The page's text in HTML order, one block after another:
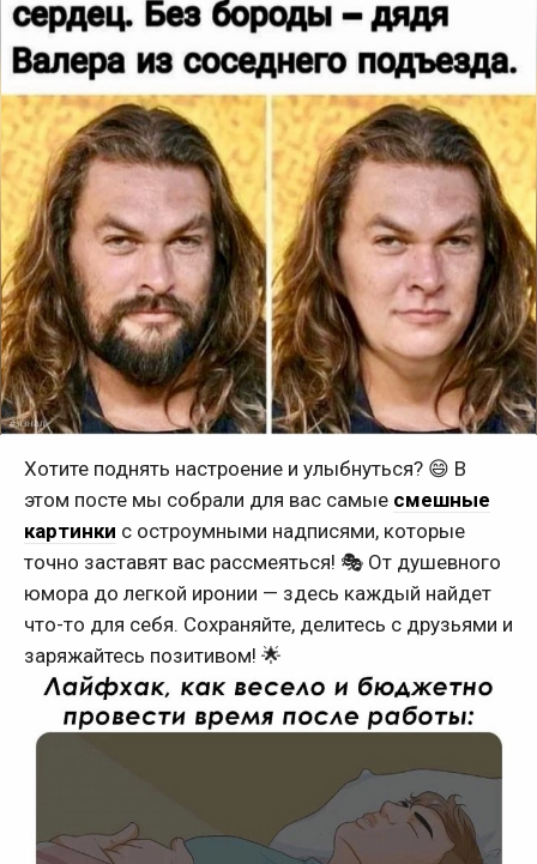
Хотите поднять настроение и улыбнуться? 😄 В
этом посте мы собрали для вас самые смешные
картинки с остроумными надписями, которые
точно заставят вас рассмеяться! 🎭 От душевного
юмора до легкой иронии — здесь каждый найдет
что-то для себя. Сохраняйте, делитесь с друзьями и
заряжайтесь позитивом! 🌟